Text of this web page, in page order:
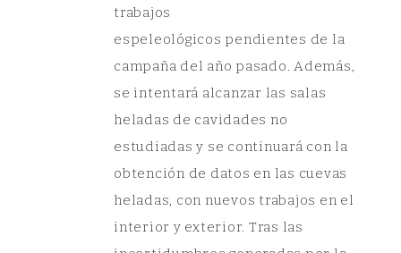
trabajos
espeleológicos pendientes de la
campaña del año pasado. Además,
se intentará alcanzar las salas
heladas de cavidades no
estudiadas y se continuará con la
obtención de datos en las cuevas
heladas, con nuevos trabajos en el
interior y exterior. Tras las